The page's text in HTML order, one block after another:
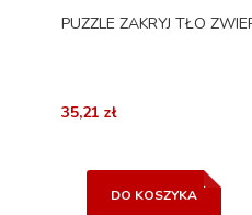
PUZZLE ZAKRYJ TŁO
35,21 zł
DO KOSZYKA